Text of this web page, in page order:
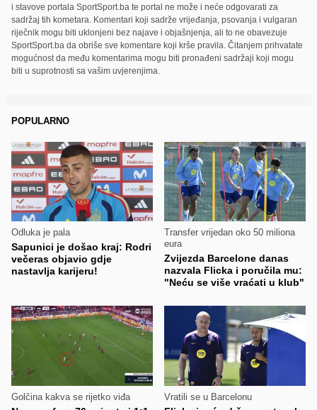
i stavove portala SportSport.ba te portal ne može i neće odgovarati za
sadržaj tih kometara. Komentari koji sadrže vrijeđanja, psovanja i vulgaran
riječnik mogu biti uklonjeni bez najave i objašnjenja, ali to ne obavezuje
SportSport.ba da obriše sve komentare koji krše pravila. Čitanjem prihvatate
mogućnost da među komentarima mogu biti pronađeni sadržaji koji mogu
biti u suprotnosti sa vašim uvjerenjima.
POPULARNO
Odluka je pala
Sapunici je došao kraj: Rodri
večeras objavio gdje
nastavlja karijeru!
Transfer vrijedan oko 50 miliona
eura
Zvijezda Barcelone danas
nazvala Flicka i poručila mu:
"Neću se više vraćati u klub"
Golčina kakva se rijetko viđa Vratili se u Barcelonu